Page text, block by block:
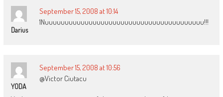
Darius
September 15, 2008 at 10:14
1Nuuuuuuuuuuuuuuuuuuuuuuuuuuuuuuuuuuuuuuuu!!!
YODA
September 15, 2008 at 10:56
@Victor Ciutacu